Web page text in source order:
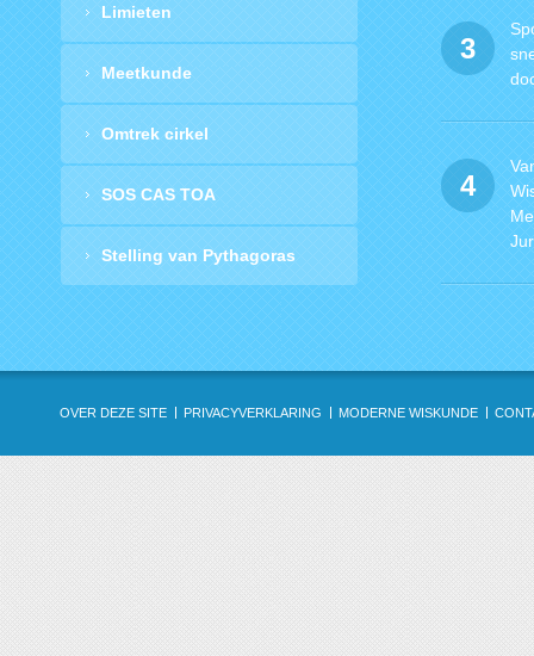
Limieten
Meetkunde
Omtrek cirkel
SOS CAS TOA
Stelling van Pythagoras
3
4
OVER DEZE SITE PRIVACYVERKLARING MODERNE WISKUNDE